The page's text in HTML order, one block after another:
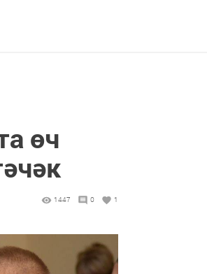
өч
1447 0 1